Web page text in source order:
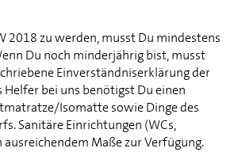
2018 zu werden, musst Du mindestens
Du noch minderjährig bist, musst
Einverständniserklärung der
Helfer bei uns benötigst Du einen
Isomatte sowie Dinge des
Sanitäre Einrichtungen (WCs,
ausreichendem Maße zur Verfügung.